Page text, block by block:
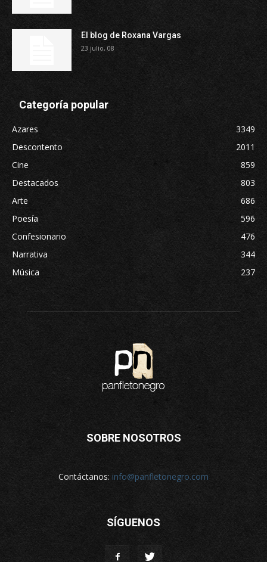
El blog de Roxana Vargas
23 julio, 08
Categoría popular
Azares
3349
Descontento
2011
Cine
859
Destacados
803
Arte
686
Poesía
596
Confesionario
476
Narrativa
344
Música
237
SOBRE NOSOTROS
Contáctanos: info@panfletonegro.com
SÍGUENOS